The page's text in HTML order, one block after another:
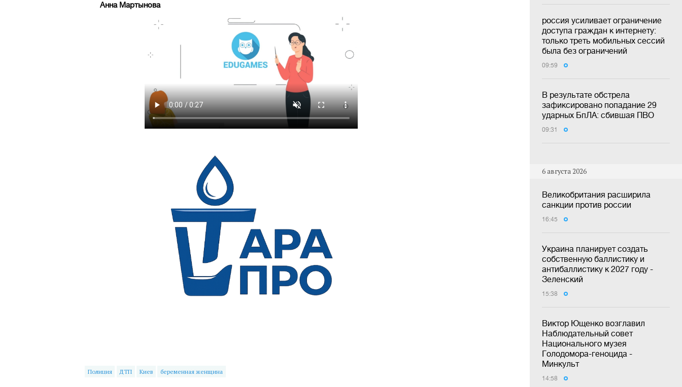
россия усиливает ограничение
доступа граждан к интернету:
только треть мобильных сессий
была без ограничений
09:59
В результате обстрела
зафиксировано попадание 29
ударных БпЛА: сбившая ПВО
09:31
6 августа 2026
Великобритания расширила
санкции против россии
16:45
Украина планирует создать
собственную баллистику и
антибаллистику к 2027 году -
Зеленский
15:38
Виктор Ющенко возглавил
Наблюдательный совет
Национального музея
Голодомора-геноцида -
Минкульт
14:58
Анна Мартынова
Полиция ДТП Киев беременная женщина